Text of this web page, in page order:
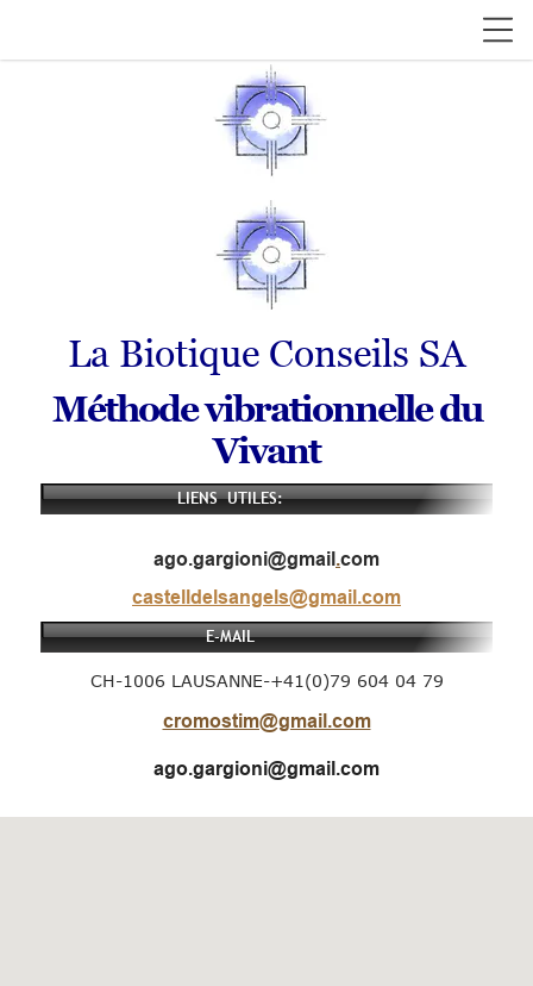
La Biotique Conseils SA
Méthode vibrationnelle du
Vivant
LIENS UTILES:
ago.gargioni@gmail.com
castelldelsangels@gmail.com
E-MAIL
CH-1006 LAUSANNE-+41(0)79 604 04 79
cromostim@gmail.com
ago.gargioni@gmail.com